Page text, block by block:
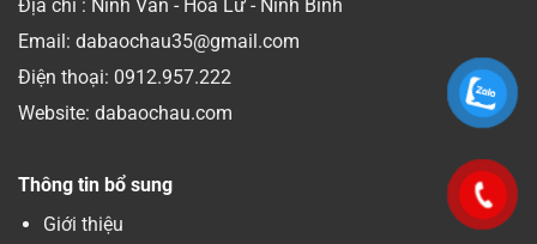
Địa chỉ : Ninh Vân - Hoa Lư - Ninh Bình
Email: dabaochau35@gmail.com
Điện thoại: 0912.957.222
Website: dabaochau.com
Thông tin bổ sung
Giới thiệu